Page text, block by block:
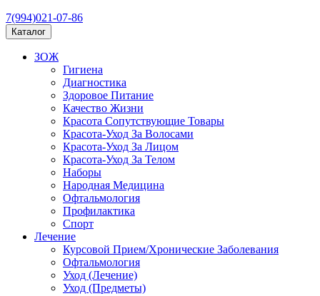
7(994)021-07-86
Каталог
ЗОЖ
Гигиена
Диагностика
Здоровое Питание
Качество Жизни
Красота Сопутствующие Товары
Красота-Уход За Волосами
Красота-Уход За Лицом
Красота-Уход За Телом
Наборы
Народная Медицина
Офтальмология
Профилактика
Спорт
Лечение
Курсовой Прием/Хронические Заболевания
Офтальмология
Уход (Лечение)
Уход (Предметы)